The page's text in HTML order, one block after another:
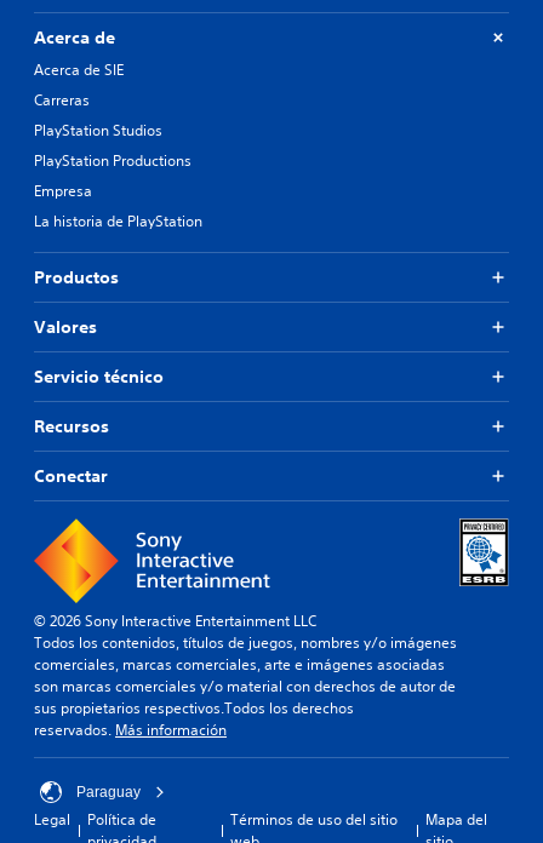
Acerca de
Acerca de SIE
Carreras
PlayStation Studios
PlayStation Productions
Empresa
La historia de PlayStation
Productos
Valores
Servicio técnico
Recursos
Conectar
© 2026 Sony Interactive Entertainment LLC
Todos los contenidos, títulos de juegos, nombres y/o imágenes
comerciales, marcas comerciales, arte e imágenes asociadas
son marcas comerciales y/o material con derechos de autor de
sus propietarios respectivos.Todos los derechos
reservados. Más información
Paraguay
Legal
Política de
Términos de uso del sitio
Mapa del